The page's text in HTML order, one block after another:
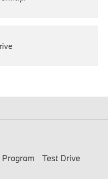
Test Drive